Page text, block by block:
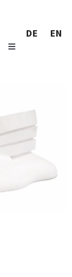
DE EN